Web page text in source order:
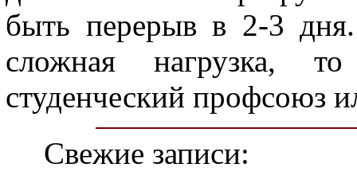
быть перерыв в 2-3
сложная нагрузка,
студенческий профсоюз
Свежие записи: